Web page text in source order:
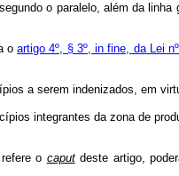
o paralelo, além da
oartigo 4º, § 3º, in fine, da Lei
a serem indenizados, em
integrantes da zona de
o caput deste artigo,